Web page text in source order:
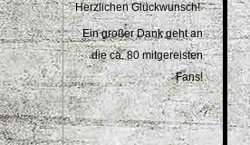
Herzlichen Glückwunsch!
Ein großer Dank geht an
die ca. 80 mitgereisten
Fans!